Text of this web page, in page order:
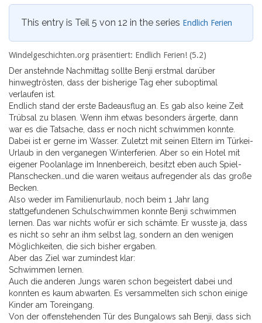
This entry is Teil 5 von 12 in the series Endlich Ferien
Windelgeschichten.org präsentiert: Endlich Ferien! (5.2)
Der anstehnde Nachmittag sollte Benji erstmal darüber
hinwegtrösten, dass der bisherige Tag eher suboptimal
verlaufen ist.
Endlich stand der erste Badeausflug an. Es gab also keine Zeit
Trübsal zu blasen. Wenn ihm etwas besonders ärgerte, dann
war es die Tatsache, dass er noch nicht schwimmen konnte.
Dabei ist er gerne im Wasser. Zuletzt mit seinen Eltern im Türkei-
Urlaub in den verganegen Winterferien. Aber so ein Hotel mit
eigener Poolanlage im Innenbereich, besitzt eben auch Spiel-
Planschecken…und die waren weitaus aufregender als das große
Becken.
Also weder im Familienurlaub, noch beim 1 Jahr lang
stattgefundenen Schulschwimmen konnte Benji schwimmen
lernen. Das war nichts wofür er sich schämte. Er wusste ja, dass
es nicht so sehr an ihm selbst lag, sondern an den wenigen
Möglichkeiten, die sich bisher ergaben.
Aber das Ziel war zumindest klar:
Schwimmen lernen.
Auch die anderen Jungs waren schon begeistert dabei und
konnten es kaum abwarten. Es versammelten sich schon einige
Kinder am Toreingang.
Von der offenstehenden Tür des Bungalows sah Benji, dass sich